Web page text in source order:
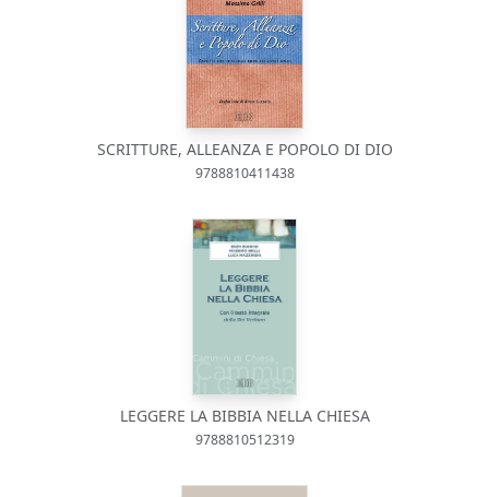
SCRITTURE, ALLEANZA E POPOLO DI DIO
9788810411438
LEGGERE LA BIBBIA NELLA CHIESA
9788810512319